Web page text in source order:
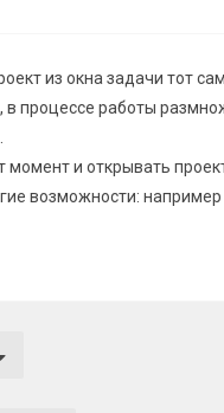
из окна задачи тот
в процессе работы
момент и открывать
возможности: